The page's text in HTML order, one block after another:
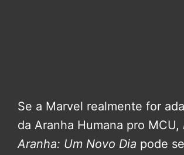
Se a Marvel realmente for
da Aranha Humana pro MCU,
Aranha: Um Novo Dia pode